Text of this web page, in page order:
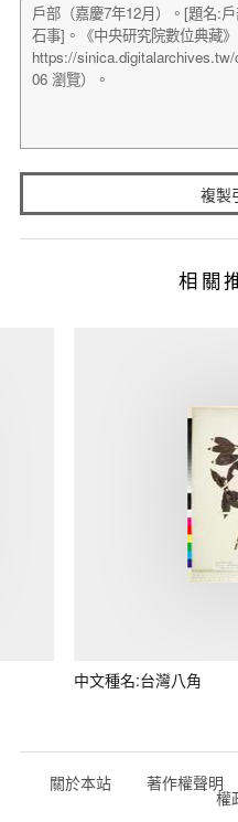
複製
相關
中文種名:台灣八角
關於本站 著作權聲明
權